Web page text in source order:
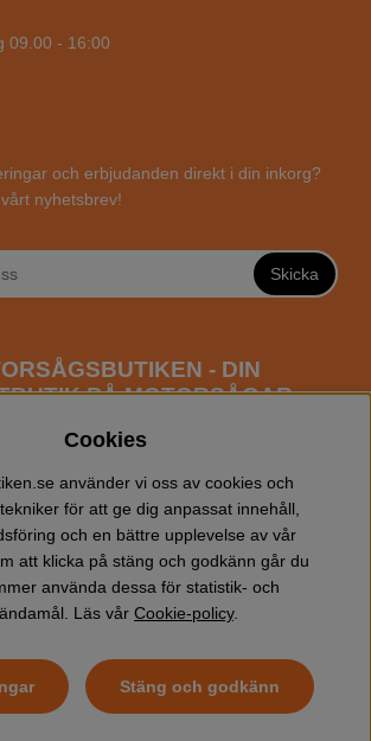
09.00 - 16:00
och erbjudanden direkt i din inkorg?
nyhetsbrev!
Skicka
- DIN
PÅ MOTORSÅGAR
och professionella användare av
Vi erbjuder ett brett sortiment av
samt alla tänkbaratillbehör
vid trädfällning, gallring och allmän
att handla din Husqvarna
och tillbehör online hos oss!
Cookies
använder vi oss av cookies och
för att ge dig anpassat innehåll,
och en bättre upplevelse av vår
att klicka på stäng och godkänn går du
använda dessa för statistik- och
Läs vår Cookie-policy.
Stäng och godkänn